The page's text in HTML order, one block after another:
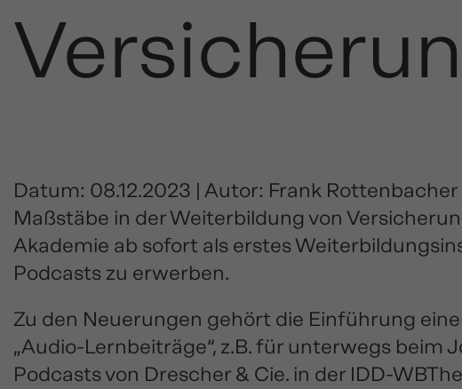
Datum: 08.12.2023 | Autor: Frank
Maßstäbe in der Weiterbildung von
Akademie ab sofort als erstes
Podcasts zu erwerben.
Zu den Neuerungen gehört die Einführung
„Audio-Lernbeiträge“, z.B. für unterwegs beim
Podcasts von Drescher & Cie. in der IDD-